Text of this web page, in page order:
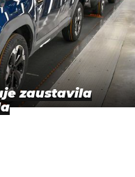
zaustavila